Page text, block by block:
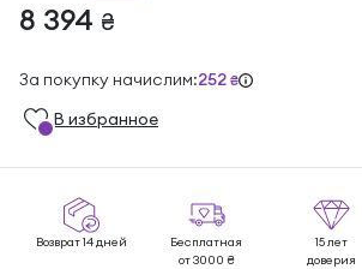
8 394 ₴
За покупку начислим:252 ₴
В избранноe
Возврат 14 дней
Бесплатная
от 3000 ₴
15 лет
доверия